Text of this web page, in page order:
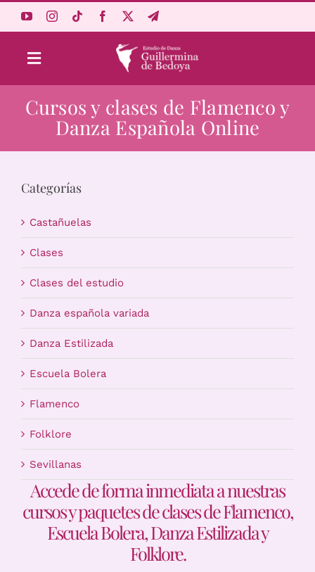
Toggle
Navigation
Aprende Online
Estudio
Carrito
Cursos y clases de Flamenco y
Danza Española Online
Categorías
Castañuelas
Clases
Clases del estudio
Danza española variada
Danza Estilizada
Escuela Bolera
Flamenco
Folklore
Sevillanas
Accede de forma inmediata a nuestras
cursos y paquetes de clases de Flamenco,
Escuela Bolera, Danza Estilizada y
Folklore.